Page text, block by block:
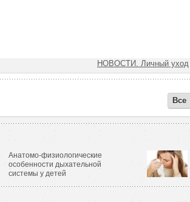
НОВОСТИ. Личный уход
Все
Анатомо-физиологические
особенности дыхательной
системы у детей